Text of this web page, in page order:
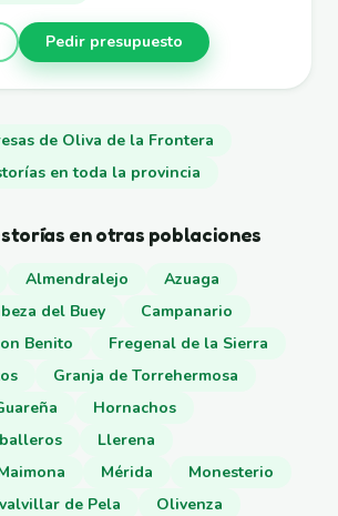
Pedir presupuesto
de Oliva de la Frontera
en toda la provincia
en otras poblaciones
Almendralejo
Azuaga
del Buey
Campanario
Benito
Fregenal de la Sierra
Granja de Torrehermosa
Hornachos
Llerena
Mérida
Monesterio
de Pela
Olivenza